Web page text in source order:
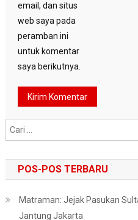
email, dan situs
web saya pada
peramban ini
untuk komentar
saya berikutnya.
POS-POS TERBARU
Matraman: Jejak Pasukan
Jantung Jakarta